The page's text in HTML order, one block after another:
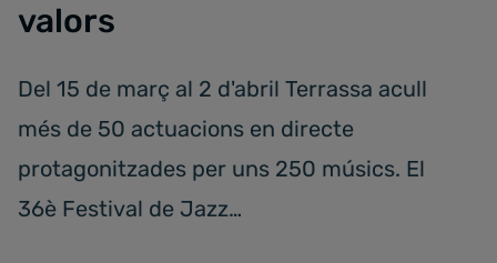
valors
Del 15 de març al 2 d'abril Terrassa acull
més de 50 actuacions en directe
protagonitzades per uns 250 músics. El
36è Festival de Jazz…